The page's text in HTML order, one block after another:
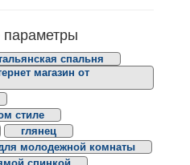
спальня
магазин от
стиле
глянец
молодежной комнаты